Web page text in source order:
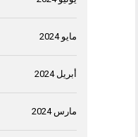
مايو 2024
أبريل 2024
مارس 2024